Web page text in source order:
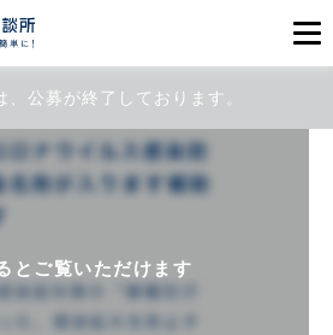
、公募が終了しております。
とご覧いただけます